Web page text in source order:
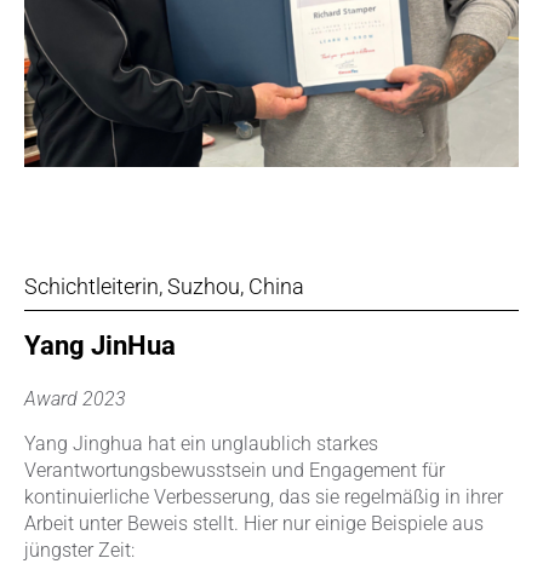
Schichtleiterin, Suzhou, China
Yang JinHua
Award 2023
Yang Jinghua hat ein unglaublich starkes
Verantwortungsbewusstsein und Engagement für
kontinuierliche Verbesserung, das sie regelmäßig in ihrer
Arbeit unter Beweis stellt. Hier nur einige Beispiele aus
jüngster Zeit: